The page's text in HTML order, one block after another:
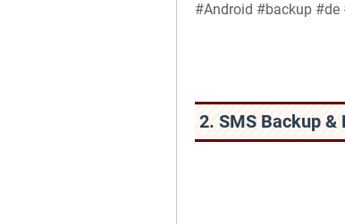
#Android #backup
2. SMS Backup